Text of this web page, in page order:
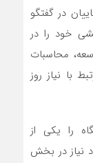
در گفتگو
خود را در
محاسبات
با نیاز روز
را یکی از
نیاز در بخش